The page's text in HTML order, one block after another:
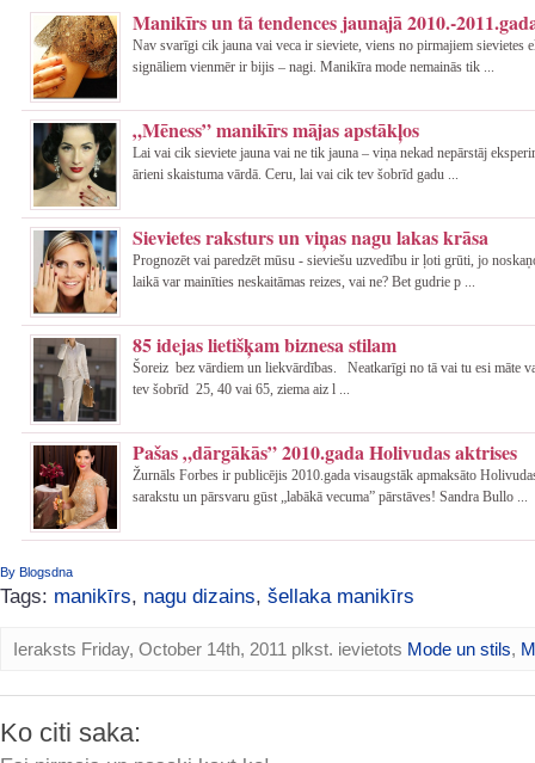
Manikīrs un tā tendences jaunajā 2010.-
Nav svarīgi cik jauna vai veca ir sieviete, viens no pirmajiem sievietes
signāliem vienmēr ir bijis – nagi. Manikīra mode nemainās tik ...
„Mēness” manikīrs mājas apstākļos
Lai vai cik sieviete jauna vai ne tik jauna – viņa nekad nepārstāj
ārieni skaistuma vārdā. Ceru, lai vai cik tev šobrīd gadu ...
Sievietes raksturs un viņas nagu lakas krāsa
Prognozēt vai paredzēt mūsu - sieviešu uzvedību ir ļoti grūti, jo
laikā var mainīties neskaitāmas reizes, vai ne? Bet gudrie p ...
85 idejas lietišķam biznesa stilam
Šoreiz bez vārdiem un liekvārdības. Neatkarīgi no tā vai tu esi māte
tev šobrīd 25, 40 vai 65, ziema aiz l ...
Pašas „dārgākās” 2010.gada Holivudas aktrises
Žurnāls Forbes ir publicējis 2010.gada visaugstāk apmaksāto
sarakstu un pārsvaru gūst „labākā vecuma” pārstāves! Sandra Bullo ...
By Blogsdna
Tags: manikīrs, nagu dizains, šellaka manikīrs
Ieraksts Friday, October 14th, 2011 plkst. ievietots Mode un stils,
Ko citi saka: